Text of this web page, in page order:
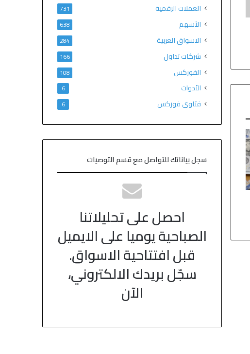
العملات الرقمية 731
الأسهم 638
الاسواق العربية 284
شركات تداول 166
الفوركس 108
الأدوات 6
فتاوى فوركس 6
سجل بياناتك للتواصل مع قسم التوصيات
احصل على تحليلاتنا
الصباحية يوميا على الايميل
قبل افتتاحية الاسواق.
سجّل بريدك الالكتروني،
الآن